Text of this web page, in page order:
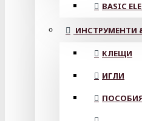
BASIC
ИНСТРУМЕНТИ
КЛЕЩИ
ИГЛИ